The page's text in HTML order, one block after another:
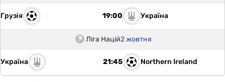
Грузія 19:00 Україна
Ліга Націй2 жовтня
Україна 21:45 Northern Ireland